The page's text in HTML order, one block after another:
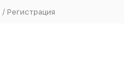
/ Регистрация